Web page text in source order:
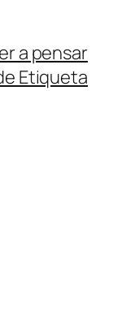
a pensar
Etiqueta